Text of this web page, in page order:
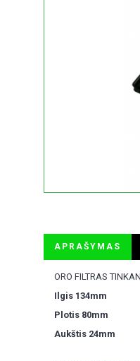
APRAŠYMAS
ORO FILTRAS
Ilgis 134mm
Plotis 80mm
Aukštis 24mm